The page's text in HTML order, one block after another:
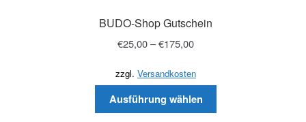
BUDO-Shop Gutschein
€25,00–€175,00
zzgl. Versandkosten
Ausführung wählen